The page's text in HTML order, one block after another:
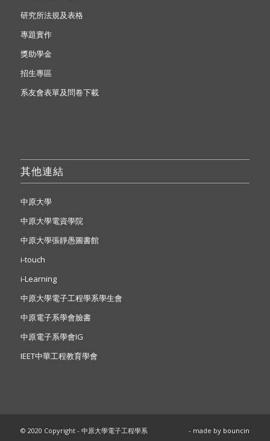
研究所法規及表格
專題實作
獎助學金
招生專區
系友會表單及問卷下載
其他連結
中原大學
中原大學電資學院
中原大學張靜愚圖書館
i-touch
i-Learning
中原大學電子工程學系學生會
中原電子系學會臉書
中原電子系學會IG
IEET中華工程教育學會
© 2020 Copyright - 中原大學電子工程學系 - made by bouncin